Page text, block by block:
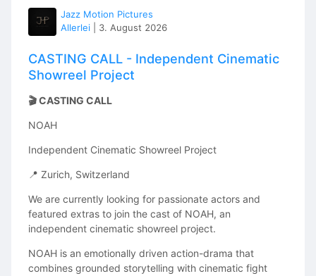
ist jedoch erforderlich.
📧 Anmeldung per E-Mail an:
Anmeldeschluss: 30. August 2026
Die Plätze sind limitiert und werden nach Eingang der
erhältst du eine Teilnahmebestätigung mit allen weiteren
an der Drama Academy Switzerland willkommen zu
heissen!
Jazz Motion Pictures
Allerlei
3. August 2026
CASTING CALL - Independent Cinematic
Showreel Project
🎬 CASTING CALL
NOAH
Independent Cinematic Showreel Project
📍 Zurich, Switzerland
We are currently looking for passionate actors and
featured extras to join the cast of NOAH, an
independent cinematic showreel project.
NOAH is an emotionally driven action-drama that
combines grounded storytelling with cinematic fight